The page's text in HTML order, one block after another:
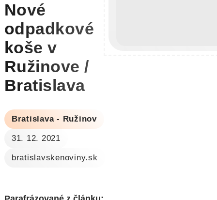
Nové
odpadkové
koše v
Ružinove /
Bratislava
Bratislava - Ružinov
31. 12. 2021
bratislavskenoviny.sk